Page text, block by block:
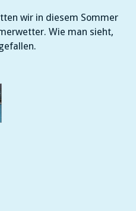
wir in diesem Sommer
Wie man sieht,